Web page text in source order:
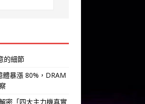
的細節
暴漲 80%，DRAM
密「四大主力機真實